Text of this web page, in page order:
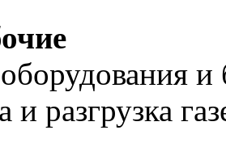
и
и разгрузка